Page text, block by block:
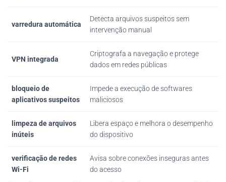
varredura automática
Detecta arquivos suspeitos sem
intervenção manual
VPN integrada
Criptografa a navegação e protege
dados em redes públicas
bloqueio de
aplicativos suspeitos
Impede a execução de softwares
maliciosos
limpeza de arquivos
inúteis
Libera espaço e melhora o desempenho
do dispositivo
verificação de redes
Wi-Fi
Avisa sobre conexões inseguras antes
do acesso